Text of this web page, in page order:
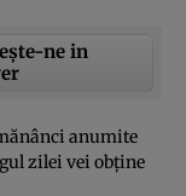
ne in
anumite
zilei vei obţine